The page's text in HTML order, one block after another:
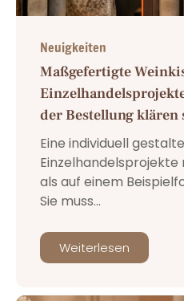
Neuigkeiten
Maßgefertigte
der Bestellung klären
Eine individuell
Einzelhandelsprojekte
als auf einem
Sie muss...
Weiterlesen